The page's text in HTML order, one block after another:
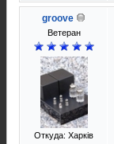
groove
Ветеран
Откуда: Харків